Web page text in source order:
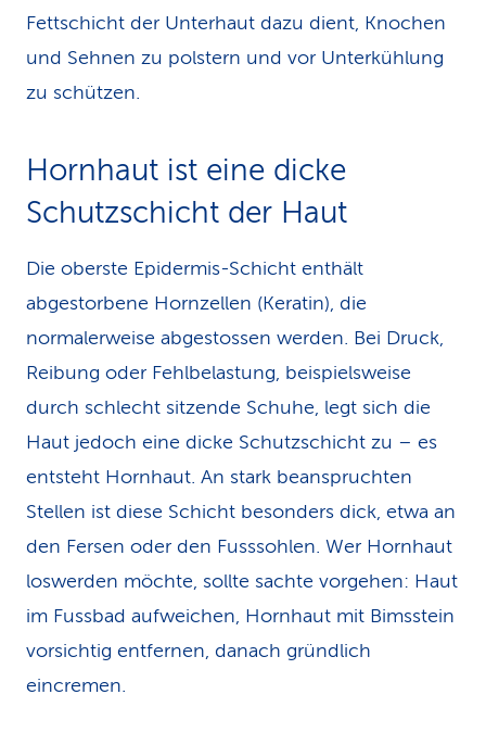
Fettschicht der Unterhaut dazu dient, Knochen
und Sehnen zu polstern und vor Unterkühlung
zu schützen.
Hornhaut ist eine dicke
Schutzschicht der Haut
Die oberste Epidermis-Schicht enthält
abgestorbene Hornzellen (Keratin), die
normalerweise abgestossen werden. Bei Druck,
Reibung oder Fehlbelastung, beispielsweise
durch schlecht sitzende Schuhe, legt sich die
Haut jedoch eine dicke Schutzschicht zu – es
entsteht Hornhaut. An stark beanspruchten
Stellen ist diese Schicht besonders dick, etwa an
den Fersen oder den Fusssohlen. Wer Hornhaut
loswerden möchte, sollte sachte vorgehen: Haut
im Fussbad aufweichen, Hornhaut mit Bimsstein
vorsichtig entfernen, danach gründlich
eincremen.